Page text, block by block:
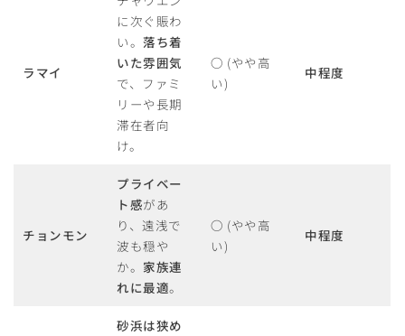
ラマイ
に次ぐ賑わ
い。落ち着
いた雰囲気
で、ファミ
リーや長期
滞在者向
け。
○ (やや高
い)
中程度
チョンモン
プライベー
ト感があ
り、遠浅で
波も穏や
か。 家族連
れに最適。
○ (やや高
い)
中程度
砂浜は狭め